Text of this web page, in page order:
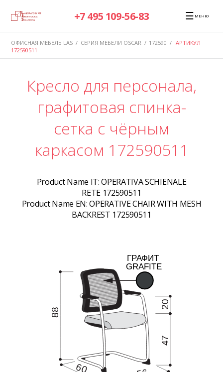
+7 495 109-56-83 ☰ МЕНЮ
ОФИСНАЯ МЕБЕЛЬ LAS / СЕРИЯ МЕБЕЛИ OSCAR / 172590 / АРТИКУЛ
172590511
Кресло для персонала,
графитовая спинка-
сетка с чёрным
каркасом 172590511
Product Name IT:OPERATIVA SCHIENALE
RETE 172590511
Product Name EN:OPERATIVE CHAIR WITH MESH
BACKREST 172590511